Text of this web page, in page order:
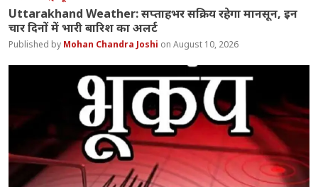
Uttarakhand Weather: सप्ताहभर सक्रिय रहेगा मानसून, इन
चार दिनों में भारी बारिश का अलर्ट
Mohan Chandra Joshi August 10, 2026